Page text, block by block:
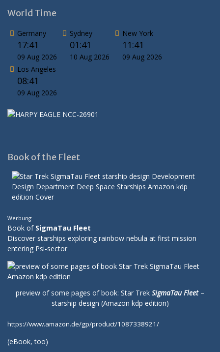
World Time
Germany
17:41
09 Aug 2026
Sydney
01:41
10 Aug 2026
New York
11:41
09 Aug 2026
Los Angeles
08:41
09 Aug 2026
Book of the Fleet
Werbung:
Book of SigmaTau Fleet
Discover starships exploring rainbow nebula at first mission
entering Psi-sector
preview of some pages of book: Star Trek SigmaTau Fleet–
starship design (Amazon kdp edition)
https://www.amazon.de/gp/product/1087338921/
(eBook, too)